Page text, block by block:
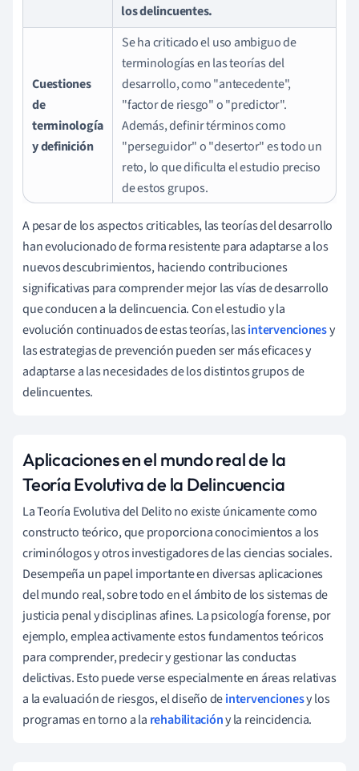
los delincuentes.
Cuestiones
de
terminología
y definición
Se ha criticado el uso ambiguo de
terminologías en las teorías del
desarrollo, como "antecedente",
"factor de riesgo" o "predictor".
Además, definir términos como
"perseguidor" o "desertor" es todo un
reto, lo que dificulta el estudio preciso
de estos grupos.
A pesar de los aspectos criticables, las teorías del desarrollo
han evolucionado de forma resistente para adaptarse a los
nuevos descubrimientos, haciendo contribuciones
significativas para comprender mejor las vías de desarrollo
que conducen a la delincuencia. Con el estudio y la
evolución continuados de estas teorías, lasintervencionesy
las estrategias de prevención pueden ser más eficaces y
adaptarse a las necesidades de los distintos grupos de
delincuentes.
Aplicaciones en el mundo real de la
Teoría Evolutiva de la Delincuencia
La Teoría Evolutiva del Delito no existe únicamente como
constructo teórico, que proporciona conocimientos a los
criminólogos y otros investigadores de las ciencias sociales.
Desempeña un papel importante en diversas aplicaciones
del mundo real, sobre todo en el ámbito de los sistemas de
justicia penal y disciplinas afines. La psicología forense, por
ejemplo, emplea activamente estos fundamentos teóricos
para comprender, predecir y gestionar las conductas
delictivas. Esto puede verse especialmente en áreas relativas
a la evaluación de riesgos, el diseño deintervencionesy los
programas en torno a la rehabilitacióny la reincidencia.